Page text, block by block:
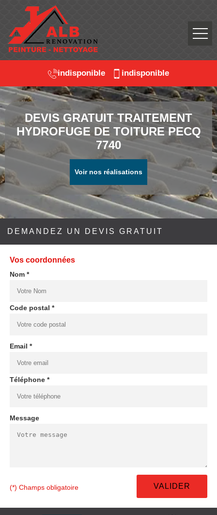
indisponible indisponible
DEVIS GRATUIT TRAITEMENT
HYDROFUGE DE TOITURE PECQ
7740
Voir nos réalisations
DEMANDEZ UN DEVIS GRATUIT
Vos coordonnées
Nom *
Code postal *
Email *
Téléphone *
Message
(*) Champs obligatoire